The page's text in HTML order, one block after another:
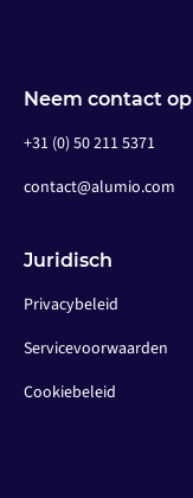
Neem contact op
+31 (0) 50 211 5371
contact@alumio.com
Juridisch
Privacybeleid
Servicevoorwaarden
Cookiebeleid